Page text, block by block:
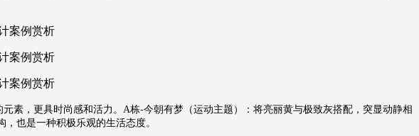
素，更具时尚感和活力。A栋-今朝有梦（运动主题）：将亮丽黄与极致灰搭配，突显动静相
也是一种积极乐观的生活态度。